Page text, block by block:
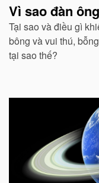
Vì sao đàn
Tại sao và điều gì
bông và vui thú,
tại sao thế?